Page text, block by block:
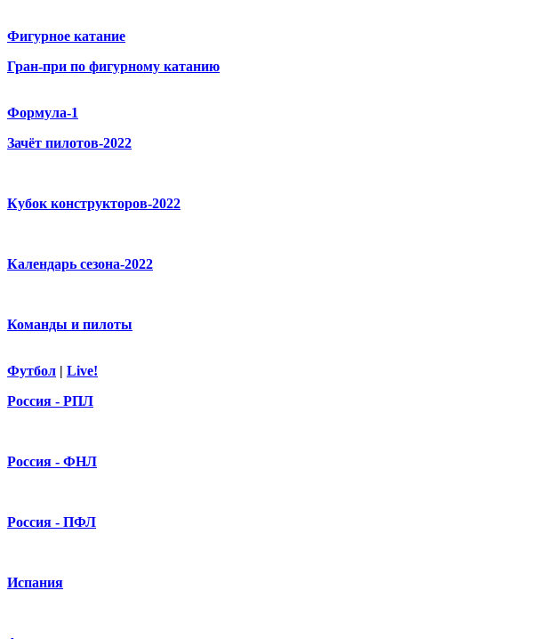
Фигурное катание
Гран-при по фигурному катанию
Формула-1
Зачёт пилотов-2022
Кубок конструкторов-2022
Календарь сезона-2022
Команды и пилоты
Футбол | Live!
Россия - РПЛ
Россия - ФНЛ
Россия - ПФЛ
Испания